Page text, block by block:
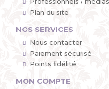
Plan du site
NOS SERVICES
Nous contacter
Paiement sécurisé
Points fidélité
MON COMPTE